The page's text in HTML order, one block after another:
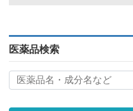
医薬品検索